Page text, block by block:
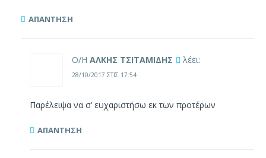
ΑΠΆΝΤΗΣΗ
Ο/Η ΑΛΚΗΣ ΤΣΙΤΑΜΙΔΗΣ λέει:
28/10/2017 ΣΤΙΣ 17:54
Παρέλειψα να σ’ ευχαριστήσω εκ των προτέρων
ΑΠΆΝΤΗΣΗ